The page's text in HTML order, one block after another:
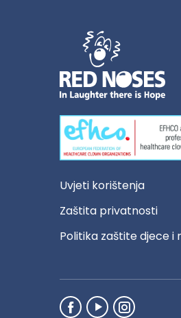
Uvjeti korištenja
Zaštita privatnosti
Politika zaštite djece i